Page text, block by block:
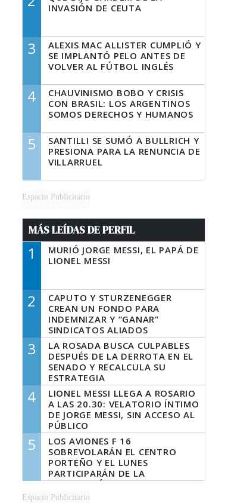
TIENE QUE HACER"
INVASIÓN DE CEUTA
3
ALEXIS MAC ALLISTER CUMPLIÓ Y
SE IMPLANTÓ PELO ANTES DE
VOLVER AL FÚTBOL INGLÉS
4
CHAUVINISMO BOBO Y CRISIS
CON BRASIL: LOS ARGENTINOS
SOMOS DERECHOS Y HUMANOS
5
SANTILLI SE SUMÓ A BULLRICH Y
PRESIONA PARA LA RENUNCIA DE
VILLARRUEL
Espacio Publicitario
MÁS LEÍDAS DE PERFIL
1
MURIÓ JORGE MESSI, EL PAPÁ DE
LIONEL MESSI
2
CAPUTO Y STURZENEGGER
CREAN UN FONDO PARA
INDEMNIZAR Y “GANAR”
SINDICATOS ALIADOS
3
LA ROSADA BUSCA CULPABLES
DESPUÉS DE LA DERROTA EN EL
SENADO Y RECALCULA SU
ESTRATEGIA
4
LIONEL MESSI LLEGA A ROSARIO
A LAS 20.30: VELATORIO ÍNTIMO
DE JORGE MESSI, SIN ACCESO AL
PÚBLICO
5
LOS AVIONES F 16
SOBREVOLARÁN EL CENTRO
PORTEÑO Y EL LUNES
PARTICIPARÁN DE LA
CELEBRACIÓN DE LA FUERZA
AÉREA
Espacio Publicitario